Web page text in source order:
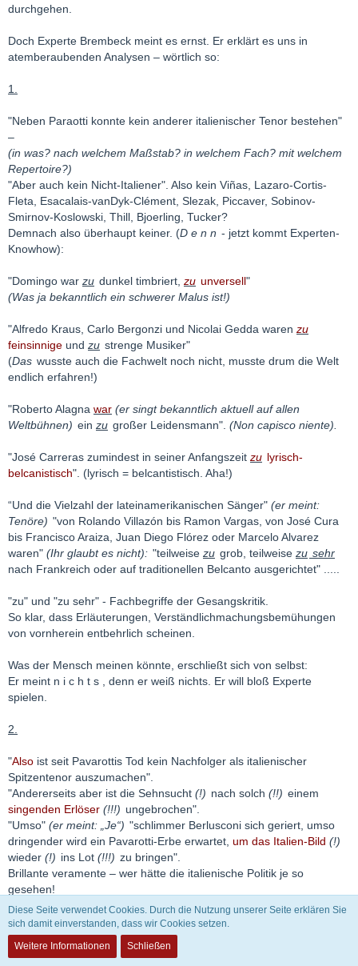
durchgehen.
Doch Experte Brembeck meint es ernst. Er erklärt es uns in
atemberaubenden Analysen – wörtlich so:
1.
"Neben Paraotti konnte kein anderer italienischer Tenor bestehen"
–
(in was? nach welchem Maßstab? in welchem Fach? mit welchem
Repertoire?)
"Aber auch kein Nicht-Italiener". Also kein Viñas, Lazaro-Cortis-
Fleta, Esacalais-vanDyk-Clément, Slezak, Piccaver, Sobinov-
Smirnov-Koslowski, Thill, Bjoerling, Tucker?
Demnach also überhaupt keiner. (D e n n - jetzt kommt Experten-
Knowhow):
"Domingo war zu dunkel timbriert, zu unversell"
(Was ja bekanntlich ein schwerer Malus ist!)
"Alfredo Kraus, Carlo Bergonzi und Nicolai Gedda waren zu
feinsinnige und zu strenge Musiker"
(Das wusste auch die Fachwelt noch nicht, musste drum die Welt
endlich erfahren!)
"Roberto Alagna war (er singt bekanntlich aktuell auf allen
Weltbühnen) ein zu großer Leidensmann". (Non capisco niente).
"José Carreras zumindest in seiner Anfangszeit zu lyrisch-
belcanistisch". (lyrisch = belcantistisch. Aha!)
“Und die Vielzahl der lateinamerikanischen Sänger" (er meint:
Tenöre) "von Rolando Villazón bis Ramon Vargas, von José Cura
bis Francisco Araiza, Juan Diego Flórez oder Marcelo Alvarez
waren" (Ihr glaubt es nicht): "teilweise zu grob, teilweise zu sehr
nach Frankreich oder auf traditionellen Belcanto ausgerichtet" .....
"zu" und "zu sehr" - Fachbegriffe der Gesangskritik.
So klar, dass Erläuterungen, Verständlichmachungsbemühungen
von vornherein entbehrlich scheinen.
Was der Mensch meinen könnte, erschließt sich von selbst:
Er meint n i c h t s , denn er weiß nichts. Er will bloß Experte
spielen.
2.
"Also ist seit Pavarottis Tod kein Nachfolger als italienischer
Spitzentenor auszumachen".
"Andererseits aber ist die Sehnsucht (!) nach solch (!!) einem
singenden Erlöser (!!!) ungebrochen".
"Umso" (er meint: „Je“) "schlimmer Berlusconi sich geriert, umso
dringender wird ein Pavarotti-Erbe erwartet, um das Italien-Bild (!)
wieder (!) ins Lot (!!!) zu bringen".
Brillante veramente – wer hätte die italienische Politik je so
gesehen!
Aber:
"Das sollte ja nicht so schwer sein. Italien hat Enrico Caruso,
Alessandro Bonci und Fernando de Lucia hervorgebracht, Giovanni
Diese Seite verwendet Cookies. Durch die Nutzung unserer Seite erklären Sie
sich damit einverstanden, dass wir Cookies setzen.
Weitere Informationen
Schließen